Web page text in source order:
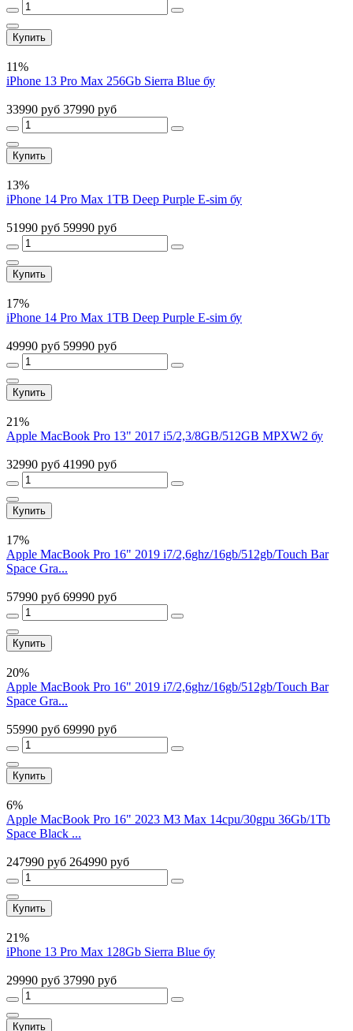
Купить
11%
iPhone 13 Pro Max 256Gb Sierra Blue бу
33990 руб 37990 руб
Купить
13%
iPhone 14 Pro Max 1TB Deep Purple E-sim бу
51990 руб 59990 руб
Купить
17%
iPhone 14 Pro Max 1TB Deep Purple E-sim бу
49990 руб 59990 руб
Купить
21%
Apple MacBook Pro 13" 2017 i5/2,3/8GB/512GB MPXW2 бу
32990 руб 41990 руб
Купить
17%
Apple MacBook Pro 16" 2019 i7/2,6ghz/16gb/512gb/Touch Bar
Space Gra...
57990 руб 69990 руб
Купить
20%
Apple MacBook Pro 16" 2019 i7/2,6ghz/16gb/512gb/Touch Bar
Space Gra...
55990 руб 69990 руб
Купить
6%
Apple MacBook Pro 16" 2023 M3 Max 14cpu/30gpu 36Gb/1Tb
Space Black ...
247990 руб 264990 руб
Купить
21%
iPhone 13 Pro Max 128Gb Sierra Blue бу
29990 руб 37990 руб
Купить